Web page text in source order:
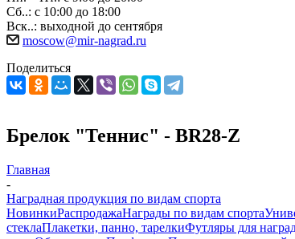
Сб..: с 10:00 до 18:00
Вск..: выходной до сентября
moscow@mir-nagrad.ru
Поделиться
Брелок "Теннис" - BR28-Z
Главная
-
Наградная продукция по видам спорта
НовинкиРаспродажаНаграды по видам спорта
стеклаПлакетки, панно, тарелкиФутляры для